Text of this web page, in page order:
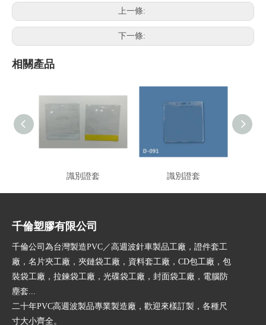
上一條:
下一條:
相關產品
識別證套 識別證套
千倫塑膠有限公司
千倫公司為台灣製造PVC／高週波針車製品工廠，證件套工
廠，名片夾工廠，夾鏈袋工廠，資料套工廠，CD包工廠，包
裝袋工廠，拉鍊袋工廠，光碟袋工廠，封面袋工廠，電腦防
塵套...
二十年PVC高週波製品專業製造廠，歡迎來樣訂製，各種尺
寸大小齊全。